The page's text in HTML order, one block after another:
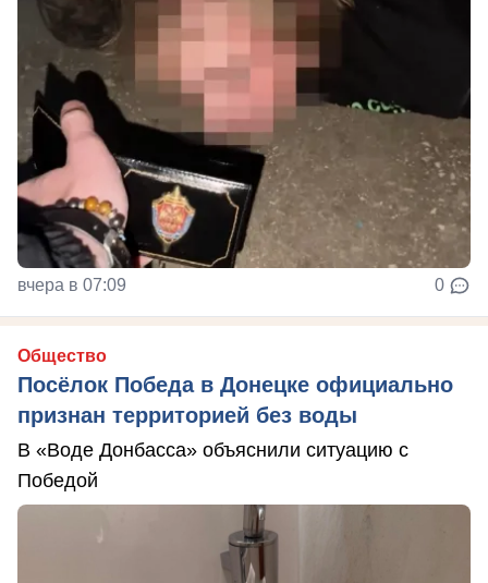
вчера в 07:09 0
Общество
Посёлок Победа в Донецке официально
признан территорией без воды
В «Воде Донбасса» объяснили ситуацию с
Победой